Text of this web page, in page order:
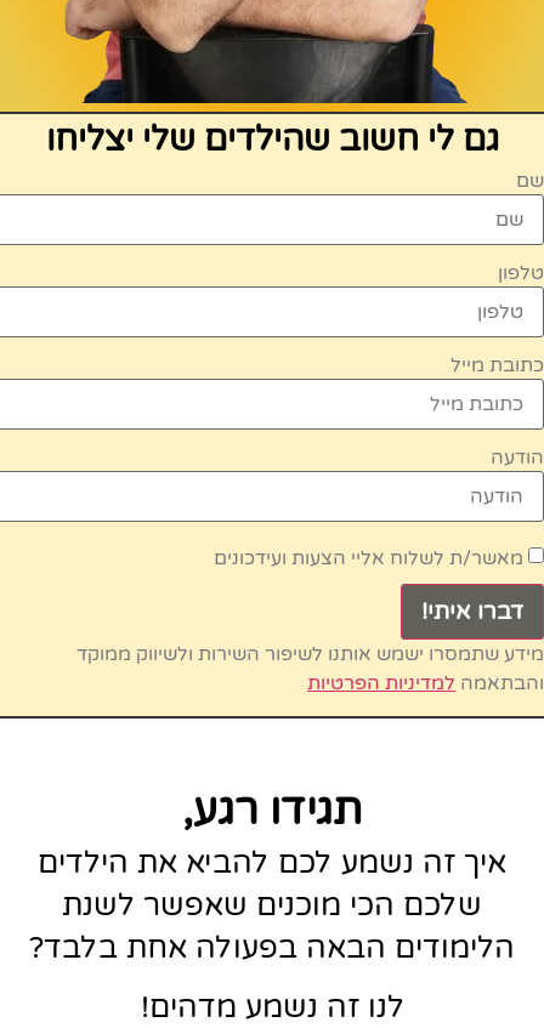
גם לי חשוב שהילדים שלי יצליחו
שם
טלפון
כתובת מייל
הודעה
מאשר/ת לשלוח אליי הצעות ועידכונים
דברו איתי!
מידע שתמסרו ישמש אותנו לשיפור השירות ולשיווק ממוקד
והבתאמה למדיניות הפרטיות
תגידו רגע,
איך זה נשמע לכם להביא את הילדים
שלכם הכי מוכנים שאפשר לשנת
הלימודים הבאה בפעולה אחת בלבד?
לנו זה נשמע מדהים!